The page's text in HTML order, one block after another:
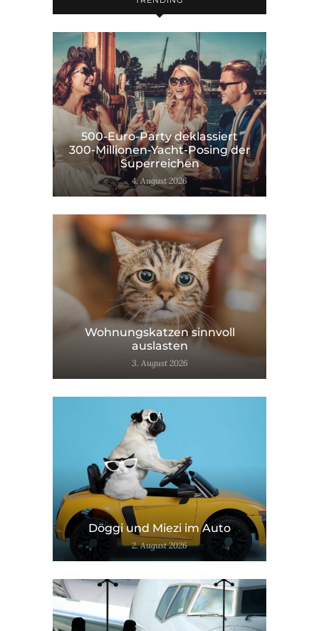
500-Euro-Party deklassiert
300-Millionen-Yacht-Posing der
Superreichen
4. August 2026
Wohnungskatzen sinnvoll
auslasten
3. August 2026
Döggi und Miezi im Auto
2. August 2026